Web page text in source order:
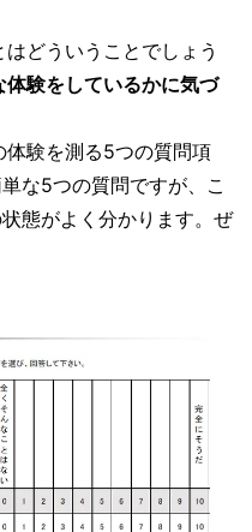
はどういうことでしょう
体験をしているかに気づ
験を測る5つの質問項
な5つの質問ですが、こ
態がよく分かります。ぜ